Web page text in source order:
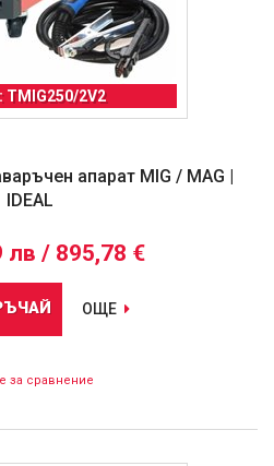
TMIG250/2V2
апарат MIG / MAG |
IDEAL
лв / 895,78 €
ОЩЕ
за сравнение